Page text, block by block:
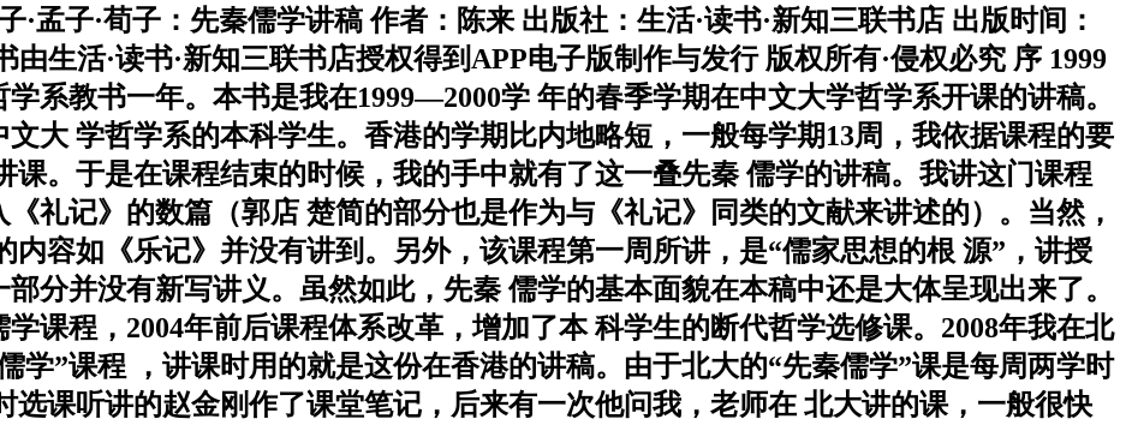
·孟子·荀子：先秦儒学讲稿 作者：陈来 出版社：生活·读书·新知三联书店 出版时间：
由生活·读书·新知三联书店授权得到APP电子版制作与发行 版权所有·侵权必究 序 1999
系教书一年。本书是我在1999—2000学 年的春季学期在中文大学哲学系开课的讲稿。
大 学哲学系的本科学生。香港的学期比内地略短，一般每学期13周，我依据课程的要
课。于是在课程结束的时候，我的手中就有了这一叠先秦 儒学的讲稿。我讲这门课程
礼记》的数篇（郭店 楚简的部分也是作为与《礼记》同类的文献来讲述的）。当然，
内容如《乐记》并没有讲到。另外，该课程第一周所讲，是“儒家思想的根 源”，讲授
分并没有新写讲义。虽然如此，先秦 儒学的基本面貌在本稿中还是大体呈现出来了。
课程，2004年前后课程体系改革，增加了本 科学生的断代哲学选修课。2008年我在北
学”课程 ，讲课时用的就是这份在香港的讲稿。由于北大的“先秦儒学”课是每周两学时
选课听讲的赵金刚作了课堂笔记，后来有一次他问我，老师在 北大讲的课，一般很快